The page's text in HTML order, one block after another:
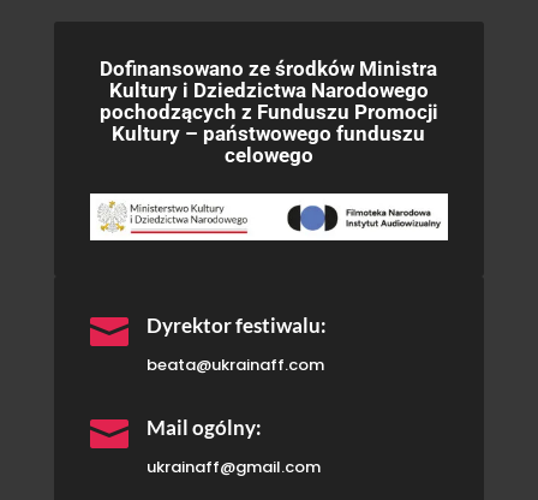
Dofinansowano ze środków Ministra
Kultury i Dziedzictwa Narodowego
pochodzących z Funduszu Promocji
Kultury – państwowego funduszu
celowego
 Dyrektor festiwalu:
beata@ukrainaff.com
 Mail ogólny:
ukrainaff@gmail.com